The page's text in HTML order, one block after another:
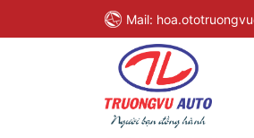
Mail: